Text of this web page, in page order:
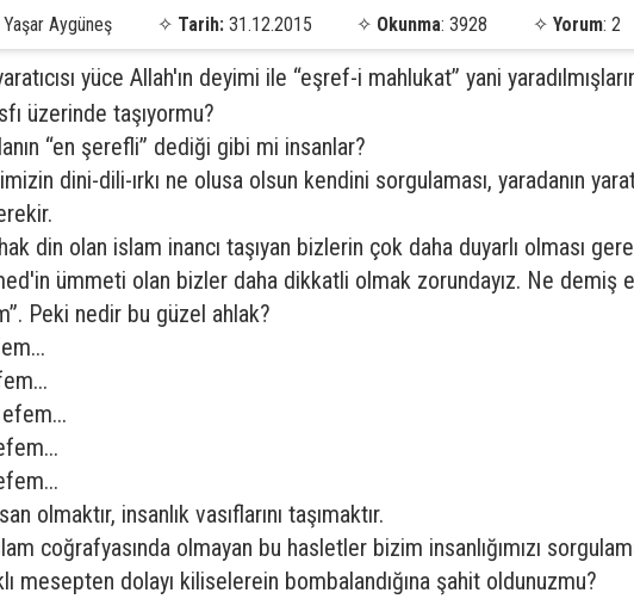
Yaşar Aygüneş ✧ Tarih: 31.12.2015 ✧ Okunma: 3928 ✧ Yorum: 2
yüce Allah'ın deyimi ile “eşref-i mahlukat” yani
üzerinde taşıyormu?
“en şerefli” dediği gibi mi insanlar?
dini-dili-ırkı ne olusa olsun kendini sorgulaması, yaradanın
din olan islam inancı taşıyan bizlerin çok daha duyarlı olması
ümmeti olan bizler daha dikkatli olmak zorundayız. Ne demiş
Peki nedir bu güzel ahlak?
olmaktır, insanlık vasıflarını taşımaktır.
coğrafyasında olmayan bu hasletler bizim insanlığımızı
mesepten dolayı kiliselerein bombalandığına şahit oldunuzmu?